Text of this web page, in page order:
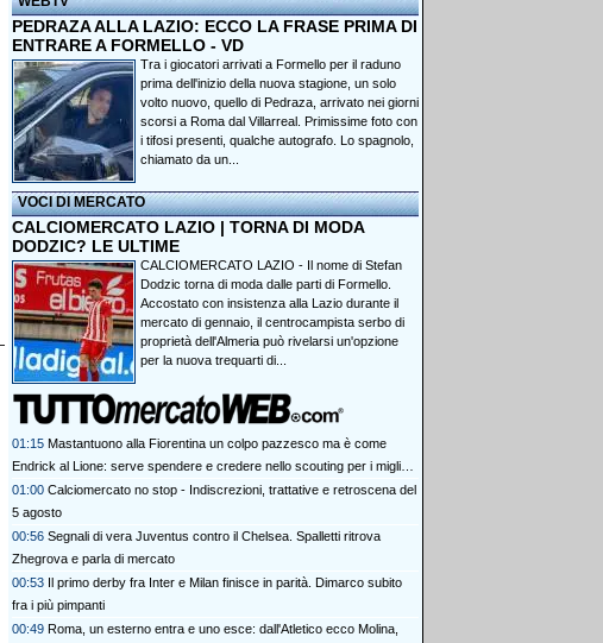
PEDRAZA ALLA LAZIO: ECCO LA FRASE PRIMA DI
ENTRARE A FORMELLO - VD
Tra i giocatori arrivati a Formello per il raduno
prima dell'inizio della nuova stagione, un solo
volto nuovo, quello di Pedraza, arrivato nei giorni
scorsi a Roma dal Villarreal. Primissime foto con
i tifosi presenti, qualche autografo. Lo spagnolo,
chiamato da un...
VOCI DI MERCATO
CALCIOMERCATO LAZIO | TORNA DI MODA
DODZIC? LE ULTIME
CALCIOMERCATO LAZIO - Il nome di Stefan
Dodzic torna di moda dalle parti di Formello.
Accostato con insistenza alla Lazio durante il
mercato di gennaio, il centrocampista serbo di
proprietà dell'Almeria può rivelarsi un'opzione
per la nuova trequarti di...
01:15 Mastantuono alla Fiorentina un colpo pazzesco ma è come
Endrick al Lione: serve spendere e credere nello scouting per i migliori
talenti. Giovani italiani: attenzione perché qualcosa sta cambiando
davvero
01:00 Calciomercato no stop - Indiscrezioni, trattative e retroscena del
5 agosto
00:56 Segnali di vera Juventus contro il Chelsea. Spalletti ritrova
Zhegrova e parla di mercato
00:53 Il primo derby fra Inter e Milan finisce in parità. Dimarco subito
fra i più pimpanti
00:49 Roma, un esterno entra e uno esce: dall'Atletico ecco Molina,